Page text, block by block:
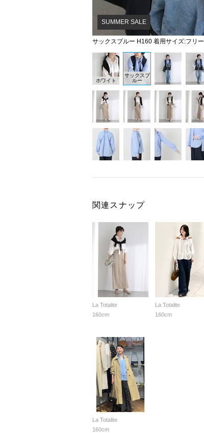
サックスブルー H160 着用サイズ:フリー
SUMMER SALE
ホワイト
サックスブ
ルー
関連スナップ
La Totalite
160cm
La Totalite
160cm
La Totalite
160cm